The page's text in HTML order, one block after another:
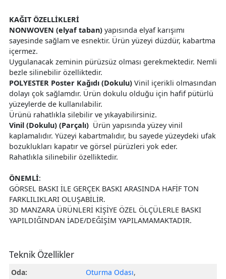
KAĞIT ÖZELLİKLERİ
NONWOVEN (elyaf taban) yapısında elyaf karışımı
sayesinde sağlam ve esnektir. Ürün yüzeyi düzdür, kabartma
içermez.
Uygulanacak zeminin pürüzsüz olması gerekmektedir. Nemli
bezle silinebilir özelliktedir.
POLYESTER Poster Kağıdı (Dokulu) Vinil içerikli olmasından
dolayı çok sağlamdır. Ürün dokulu olduğu için hafif pütürlü
yüzeylerde de kullanılabilir.
Ürünü rahatlıkla silebilir ve yıkayabilirsiniz.
Vinil (Dokulu) (Parçalı) Ürün yapısında yüzey vinil
kaplamalıdır. Yüzeyi kabartmalıdır, bu sayede yüzeydeki ufak
bozuklukları kapatır ve görsel pürüzleri yok eder.
Rahatlıkla silinebilir özelliktedir.
ÖNEMLİ:
GÖRSEL BASKI İLE GERÇEK BASKI ARASINDA HAFİF TON
FARKLILIKLARI OLUŞABİLİR.
3D MANZARA ÜRÜNLERİ KİŞİYE ÖZEL ÖLÇÜLERLE BASKI
YAPILDIĞINDAN İADE/DEĞİŞİM YAPILAMAMAKTADIR.
Teknik Özellikler
Oda: Oturma Odası,